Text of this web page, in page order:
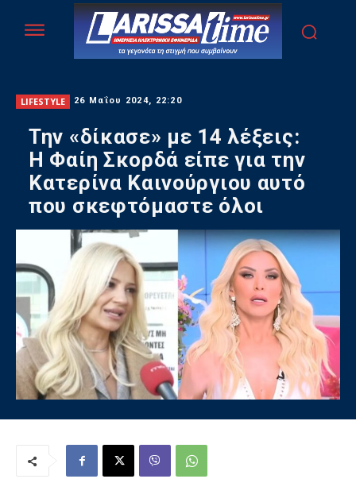
LIFESTYLE 26 Μαΐου 2024, 22:20
Την «δίκασε» με 14 λέξεις:
Η Φαίη Σκορδά είπε για την
Κατερίνα Καινούργιου αυτό
που σκεφτόμαστε όλοι